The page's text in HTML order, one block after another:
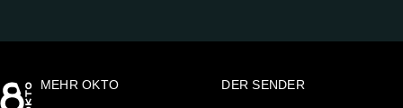
MEHR OKTO DER SENDER